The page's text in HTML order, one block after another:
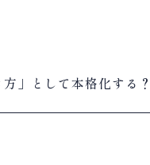
方」として本格化する